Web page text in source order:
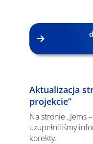
Aktualizacja
projekcie”
Na stronie „Jems
uzupełniliśmy
korekty.